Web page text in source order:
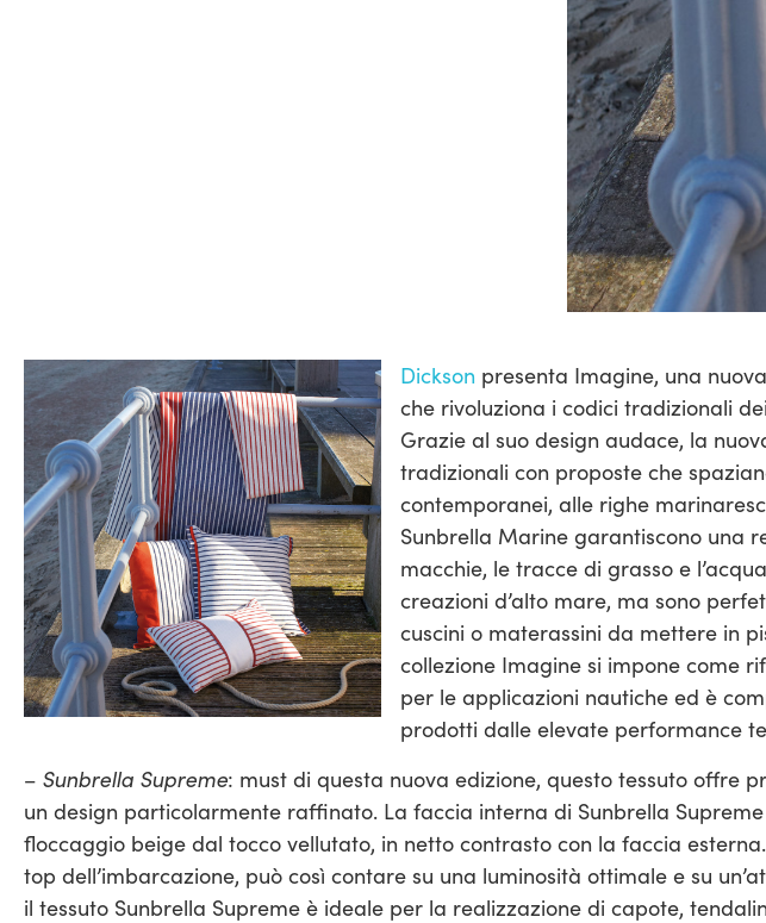
Dickson presenta Imagine, una
che rivoluziona i codici tradizionali
Grazie al suo design audace, la
tradizionali con proposte che
contemporanei, alle righe
Sunbrella Marine garantiscono una
macchie, le tracce di grasso e
creazioni d’alto mare, ma sono
cuscini o materassini da mettere in
collezione Imagine si impone come
per le applicazioni nautiche ed è
prodotti dalle elevate performance
– Sunbrella Supreme: must di questa nuova edizione, questo tessuto offre
un design particolarmente raffinato. La faccia interna di Sunbrella
floccaggio beige dal tocco vellutato, in netto contrasto con la faccia
top dell’imbarcazione, può così contare su una luminosità ottimale e su
il tessuto Sunbrella Supreme è ideale per la realizzazione di capote,